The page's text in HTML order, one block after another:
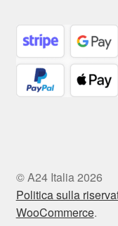
© A24 Italia 2026
Politica sulla
WooCommerce.